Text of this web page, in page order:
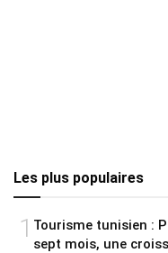
Les plus populaires
1 Tourisme tunisien :
sept mois, une